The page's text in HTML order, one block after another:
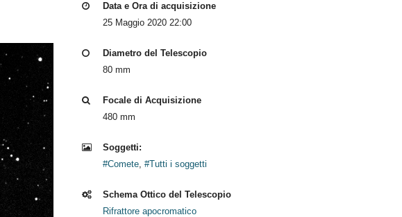
Data e Ora di acquisizione
25 Maggio 2020 22:00
Diametro del Telescopio
80 mm
Focale di Acquisizione
480 mm
Soggetti:
#Comete, #Tutti i soggetti
Schema Ottico del Telescopio
Rifrattore apocromatico